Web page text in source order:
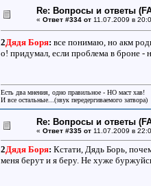
Re: Вопросы и ответы
« Ответ #334 от11.07.2009 в
2Дядя Боря: все понимаю, но акм
о! придумал, если проблема в броне -
Есть два мнения, одно правильное - НО маст хав!
И все остальные...(звук передергиваемого затвора)
Re: Вопросы и ответы
« Ответ #335 от11.07.2009 в
2Дядя Боря: Кстати, Дядь Борь,
меня берут и я беру. Не хуже